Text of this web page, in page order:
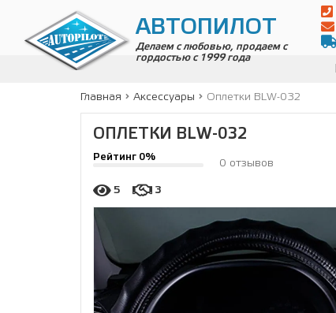
АВТОПИЛОТ
Делаем с любовью, продаем с
гордостью с 1999 года
Главная Аксессуары Оплетки BLW-032
ОПЛЕТКИ BLW-032
Рейтинг 0%
0 отзывов
5 3
Адрес:
Чагинская
info@avtopilot1.ru